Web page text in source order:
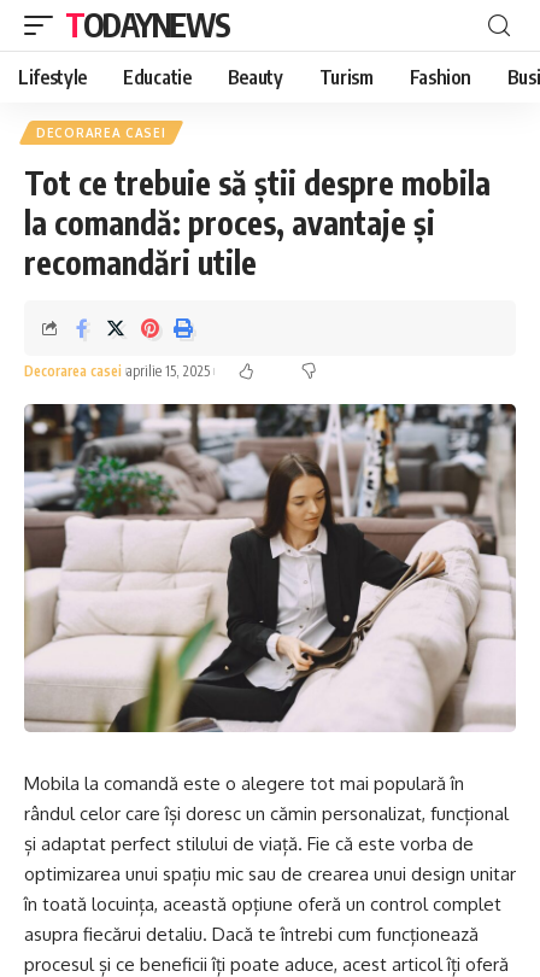
TODAYNEWS
Lifestyle Educatie Beauty Turism Fashion
DECORAREA CASEI
Tot ce trebuie să știi despre mobila
la comandă: proces, avantaje și
recomandări utile
Decorarea casei aprilie 15, 2025
Mobila la comandă este o alegere tot mai populară în
rândul celor care își doresc un cămin personalizat, funcțional
și adaptat perfect stilului de viață. Fie că este vorba de
optimizarea unui spațiu mic sau de crearea unui design unitar
în toată locuința, această opțiune oferă un control complet
asupra fiecărui detaliu. Dacă te întrebi cum funcționează
procesul și ce beneficii îți poate aduce, acest articol îți oferă